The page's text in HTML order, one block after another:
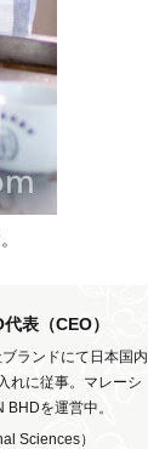
表（CEO）
ランドにて日本国内
れに従事。マレーシ
を運営中。
Sciences）